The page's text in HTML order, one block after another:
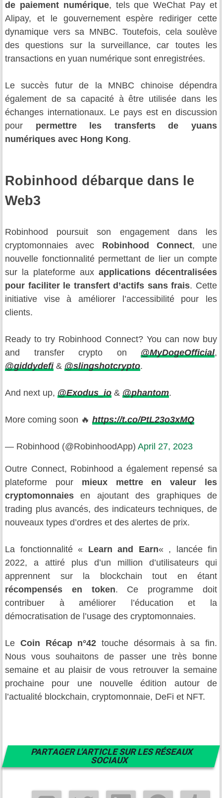
de paiement numérique, tels que WeChat Pay et
Alipay, et le gouvernement espère rediriger cette
dynamique vers sa MNBC. Toutefois, cela soulève
des questions sur la surveillance, car toutes les
transactions en yuan numérique sont enregistrées.
Le succès futur de la MNBC chinoise dépendra
également de sa capacité à être utilisée dans les
échanges internationaux. Le pays est en discussion
pour permettre les transferts de yuans
numériques avec Hong Kong.
Robinhood débarque dans le
Web3
Robinhood poursuit son engagement dans les
cryptomonnaies avec Robinhood Connect, une
nouvelle fonctionnalité permettant de lier un compte
sur la plateforme aux applications décentralisées
pour faciliter le transfert d’actifs sans frais. Cette
initiative vise à améliorer l’accessibilité pour les
clients.
Ready to try Robinhood Connect? You can now buy
and transfer crypto on @MyDogeOfficial,
@giddydefi& @slingshotcrypto.
And next up, @Exodus_io & @phantom.
More coming soon 🔥 https://t.co/PtL23o3xMQ
— Robinhood (@RobinhoodApp) April 27, 2023
Outre Connect, Robinhood a également repensé sa
plateforme pour mieux mettre en valeur les
cryptomonnaies en ajoutant des graphiques de
trading plus avancés, des indicateurs techniques, de
nouveaux types d’ordres et des alertes de prix.
La fonctionnalité « Learn and Earn« , lancée fin
2022, a attiré plus d’un million d’utilisateurs qui
apprennent sur la blockchain tout en étant
récompensés en token. Ce programme doit
contribuer à améliorer l’éducation et la
démocratisation de l’usage des cryptomonnaies.
Le Coin Récap n°42 touche désormais à sa fin.
Nous vous souhaitons de passer une très bonne
semaine et au plaisir de vous retrouver la semaine
prochaine pour une nouvelle édition autour de
l’actualité blockchain, cryptomonnaie, DeFi et NFT.
PARTAGER L'ARTICLE SUR LES RÉSEAUX
SOCIAUX